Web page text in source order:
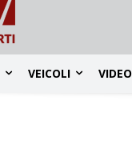
VEICOLI VIDEO